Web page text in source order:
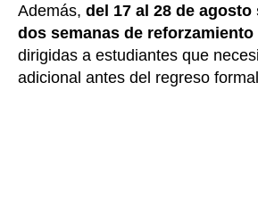
Además, del 17 al 28 de agosto
dos semanas de
dirigidas a estudiantes que
adicional antes del regreso